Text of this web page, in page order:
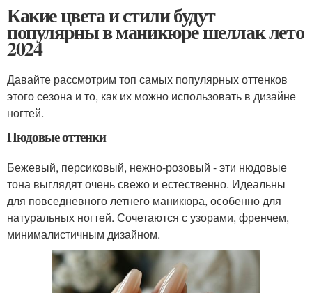
Какие цвета и стили будут
популярны в маникюре шеллак лето
2024
Давайте рассмотрим топ самых популярных оттенков
этого сезона и то, как их можно использовать в дизайне
ногтей.
Нюдовые оттенки
Бежевый, персиковый, нежно-розовый - эти нюдовые
тона выглядят очень свежо и естественно. Идеальны
для повседневного летнего маникюра, особенно для
натуральных ногтей. Сочетаются с узорами, френчем,
минималистичным дизайном.